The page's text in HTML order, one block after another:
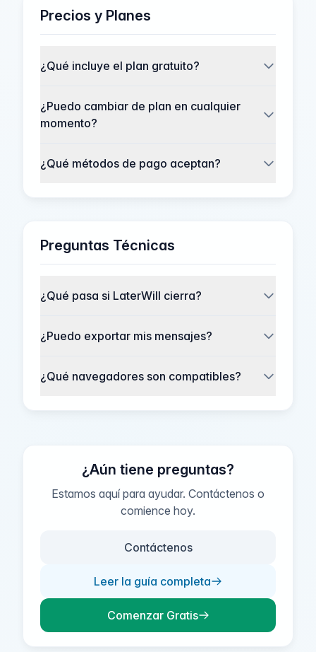
Precios y Planes
¿Qué incluye el plan gratuito?
¿Puedo cambiar de plan en cualquier
momento?
¿Qué métodos de pago aceptan?
Preguntas Técnicas
¿Qué pasa si LaterWill cierra?
¿Puedo exportar mis mensajes?
¿Qué navegadores son compatibles?
¿Aún tiene preguntas?
Estamos aquí para ayudar. Contáctenos o
comience hoy.
Contáctenos
Leer la guía completa
Comenzar Gratis